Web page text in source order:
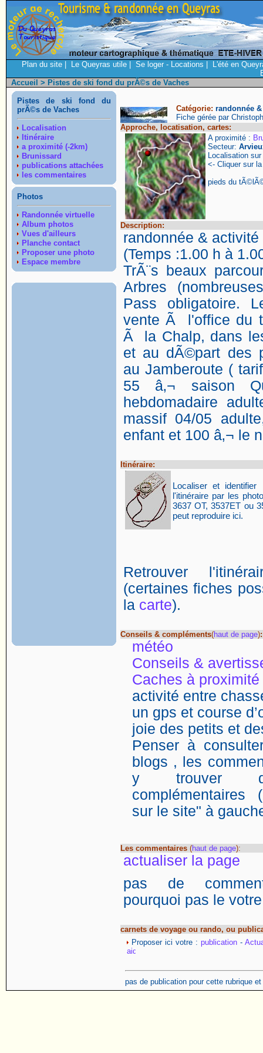
Plan du site Le Queyras utile Se loger - Locations
L'été en
Accueil > Pistes de ski fond du prÃ©s de Vaches
Pistes de ski fond du
prÃ©s de Vaches
Localisation
Itinéraire
a proximité (-2km)
Brunissard
publications attachées
les commentaires
Photos
Randonnée virtuelle
Album photos
Vues d'ailleurs
Planche contact
Proposer une photo
Espace membre
Catégorie: randonnée
Fiche gérée par
Approche, locatisation, cartes:
A proximité :
Secteur:
Localisation sur
<- Cliquer sur
pieds du
Description:
randonnée &
(Temps :1.00 h à
TrÃ¨s beaux
Arbres
Pass obligatoire.
vente Ã l'office du
Ã la Chalp, dans
et au dÃ©part des
au Jamberoute (
55 â‚¬ saison
hebdomadaire
massif 04/05
enfant et 100 â‚¬ le
Itinéraire:
Localiser et identifier
l'itinéraire par les
3637 OT, 3537ET ou
peut reproduire ici.
Retrouver
(certaines fiches
la carte).
Conseils & compléments(haut de page):
météo
Conseils &
Caches à proximité
activité entre
un gps et course
joie des petits et
Penser à
blogs , les
y trouver
complémentaires
sur le site" à
Les commentaires (haut de page):
actualiser la page
pas de
pourquoi pas le
carnets de voyage ou rando, ou
Proposer ici votre :publication -
pas de publication pour cette rubrique